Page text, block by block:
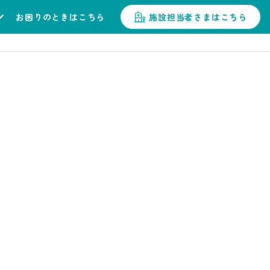
お困りのときはこちら 施設担当者さまはこちら